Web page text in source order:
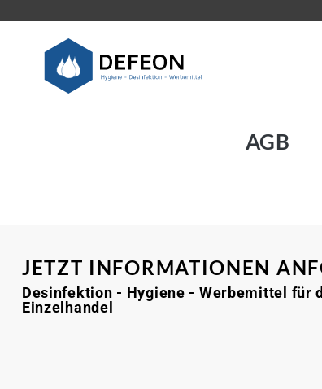
AGB
JETZT INFORMATIONEN
Desinfektion - Hygiene - Werbemittel für
Einzelhandel